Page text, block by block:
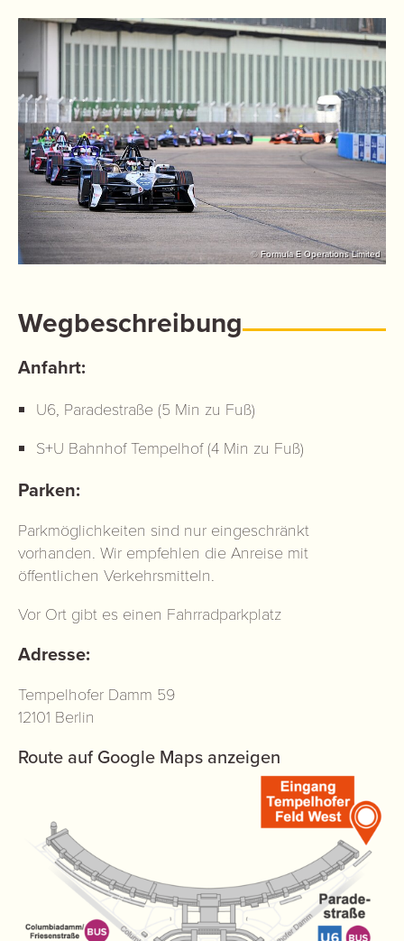
© Formula E Operations Limited
Wegbeschreibung
Anfahrt:
U6, Paradestraße (5 Min zu Fuß)
S+U Bahnhof Tempelhof (4 Min zu Fuß)
Parken:
Parkmöglichkeiten sind nur eingeschränkt
vorhanden. Wir empfehlen die Anreise mit
öffentlichen Verkehrsmitteln.
Vor Ort gibt es einen Fahrradparkplatz
Adresse:
Tempelhofer Damm 59
12101 Berlin
Route auf Google Maps anzeigen